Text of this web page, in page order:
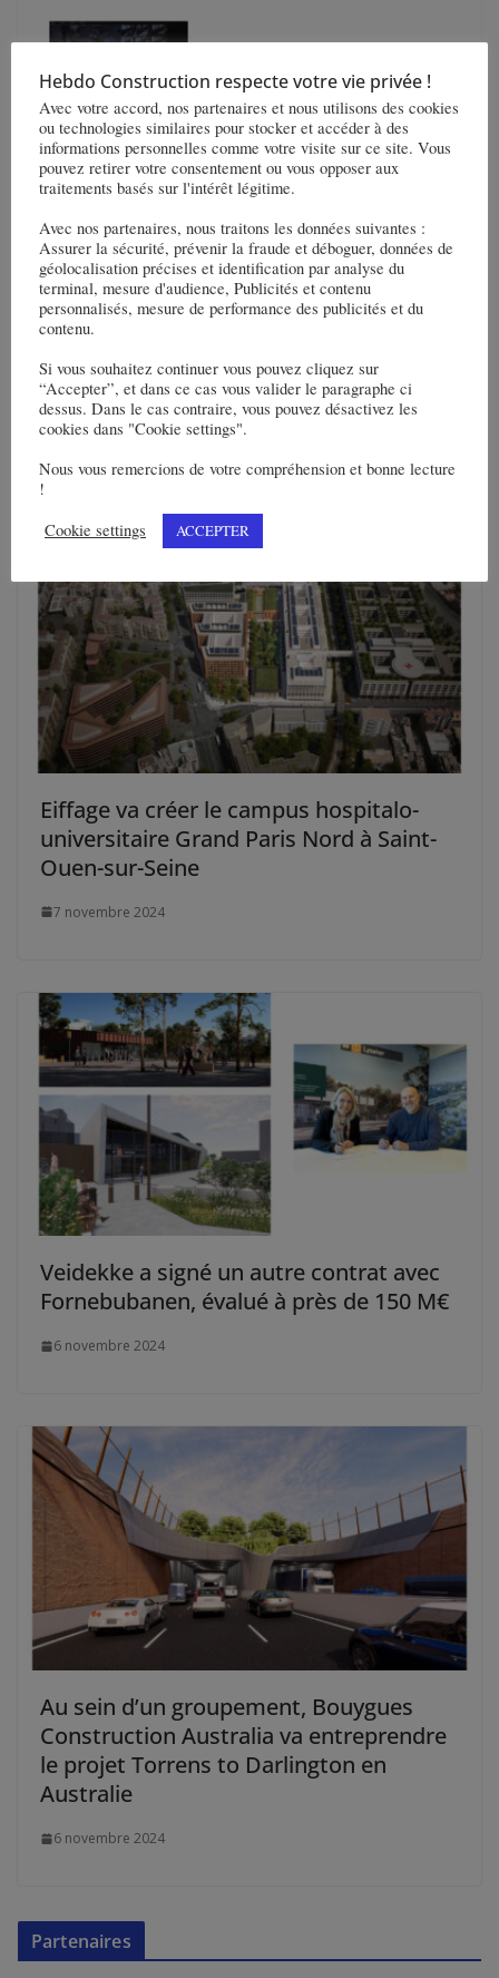
À Singapour, Alstom va convertir des stations de la ligne East
West au système de signalisation Urbalis dans le cadre de
l’extension de la ligne Thomson-East Coast (TELe)
Sade renouvelle une conduite d’eau au cœur de la
vieille ville d’Annecy
moyennant un mécénat de compétences émis par
Vous pourrez aussi aimer
Eiffage va créer le campus hospitalo-
universitaire Grand Paris Nord à Saint-
Ouen-sur-Seine
7 novembre 2024
Veidekke a signé un autre contrat avec
Fornebubanen, évalué à près de 150 M€
6 novembre 2024
Au sein d’un groupement, Bouygues
Construction Australia va entreprendre
le projet Torrens to Darlington en
Australie
6 novembre 2024
Partenaires
Hebdo Construction respecte votre vie privée !
Avec votre accord, nos partenaires et nous utilisons des cookies
ou technologies similaires pour stocker et accéder à des
informations personnelles comme votre visite sur ce site. Vous
pouvez retirer votre consentement ou vous opposer aux
traitements basés sur l'intérêt légitime.
Avec nos partenaires, nous traitons les données suivantes :
Assurer la sécurité, prévenir la fraude et déboguer, données de
géolocalisation précises et identification par analyse du
terminal, mesure d'audience, Publicités et contenu
personnalisés, mesure de performance des publicités et du
contenu.
Si vous souhaitez continuer vous pouvez cliquez sur
“Accepter”, et dans ce cas vous valider le paragraphe ci
dessus. Dans le cas contraire, vous pouvez désactivez les
cookies dans "Cookie settings".
Nous vous remercions de votre compréhension et bonne lecture
!
Cookie settings
ACCEPTER